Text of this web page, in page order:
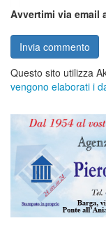
Avvertimi via email
Questo sito utilizza
vengono elaborati i